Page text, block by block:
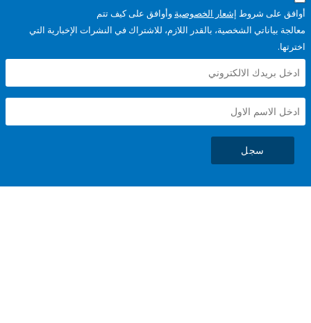
شروطإشعار الخصوصيةوأوافق على كيف تتم
الشخصية، بالقدر اللازم، للاشتراك في النشرات الإخبارية التي